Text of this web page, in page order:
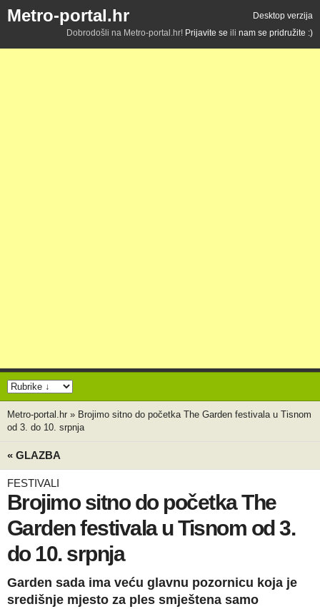
Metro-portal.hr
Desktop verzija
Dobrodošli na Metro-portal.hr! Prijavite se ili nam se pridružite :)
Metro-portal.hr » Brojimo sitno do početka The Garden festivala u Tisnom
od 3. do 10. srpnja
« GLAZBA
FESTIVALI
Brojimo sitno do početka The
Garden festivala u Tisnom od 3.
do 10. srpnja
Garden sada ima veću glavnu pozornicu koja je
središnje mjesto za ples smještena samo